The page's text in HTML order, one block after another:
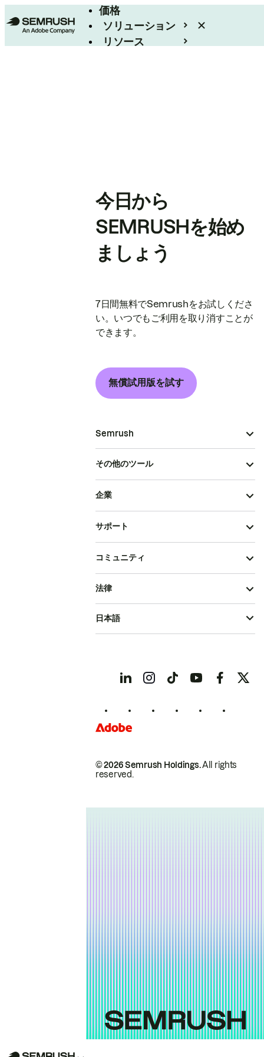
価格
ソリューション
リソース
今日から
SEMRUSHを始め
ましょう
7日間無料でSemrushをお試しくださ
い。いつでもご利用を取り消すことが
できます。
無償試用版を試す
Semrush
その他のツール
企業
サポート
コミュニティ
© 2026 Semrush Holdings.All rights
reserved.
法律
日本語